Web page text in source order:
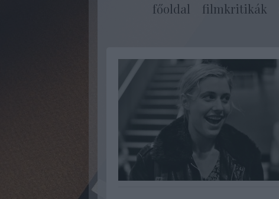
főoldal filmkritikák